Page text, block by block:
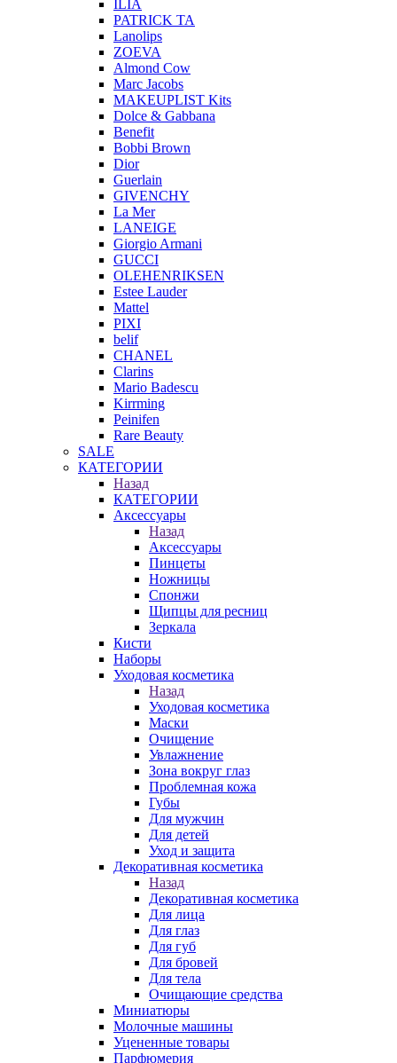
ILIA
PATRICK TA
Lanolips
ZOEVA
Almond Cow
Marc Jacobs
MAKEUPLIST Kits
Dolce & Gabbana
Benefit
Bobbi Brown
Dior
Guerlain
GIVENCHY
La Mer
LANEIGE
Giorgio Armani
GUCCI
OLEHENRIKSEN
Estee Lauder
Mattel
PIXI
belif
CHANEL
Clarins
Mario Badescu
Kirrming
Peinifen
Rare Beauty
SALE
КАТЕГОРИИ
Назад
КАТЕГОРИИ
Аксессуары
Назад
Аксессуары
Пинцеты
Ножницы
Спонжи
Щипцы для ресниц
Зеркала
Кисти
Наборы
Уходовая косметика
Назад
Уходовая косметика
Маски
Очищение
Увлажнение
Зона вокруг глаз
Проблемная кожа
Губы
Для мужчин
Для детей
Уход и защита
Декоративная косметика
Назад
Декоративная косметика
Для лица
Для глаз
Для губ
Для бровей
Для тела
Очищающие средства
Миниатюры
Молочные машины
Уцененные товары
Парфюмерия